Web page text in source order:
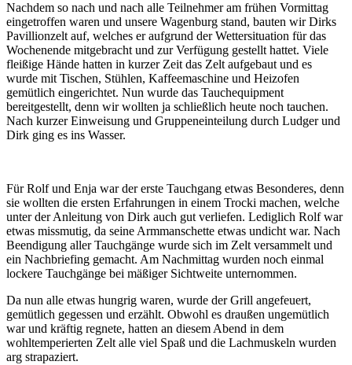
Nachdem so nach und nach alle Teilnehmer am frühen Vormittag
eingetroffen waren und unsere Wagenburg stand, bauten wir Dirks
Pavillionzelt auf, welches er aufgrund der Wettersituation für das
Wochenende mitgebracht und zur Verfügung gestellt hattet. Viele
fleißige Hände hatten in kurzer Zeit das Zelt aufgebaut und es
wurde mit Tischen, Stühlen, Kaffeemaschine und Heizofen
gemütlich eingerichtet. Nun wurde das Tauchequipment
bereitgestellt, denn wir wollten ja schließlich heute noch tauchen.
Nach kurzer Einweisung und Gruppeneinteilung durch Ludger und
Dirk ging es ins Wasser.
Für Rolf und Enja war der erste Tauchgang etwas Besonderes, denn
sie wollten die ersten Erfahrungen in einem Trocki machen, welche
unter der Anleitung von Dirk auch gut verliefen. Lediglich Rolf war
etwas missmutig, da seine Armmanschette etwas undicht war. Nach
Beendigung aller Tauchgänge wurde sich im Zelt versammelt und
ein Nachbriefing gemacht. Am Nachmittag wurden noch einmal
lockere Tauchgänge bei mäßiger Sichtweite unternommen.
Da nun alle etwas hungrig waren, wurde der Grill angefeuert,
gemütlich gegessen und erzählt. Obwohl es draußen ungemütlich
war und kräftig regnete, hatten an diesem Abend in dem
wohltemperierten Zelt alle viel Spaß und die Lachmuskeln wurden
arg strapaziert.